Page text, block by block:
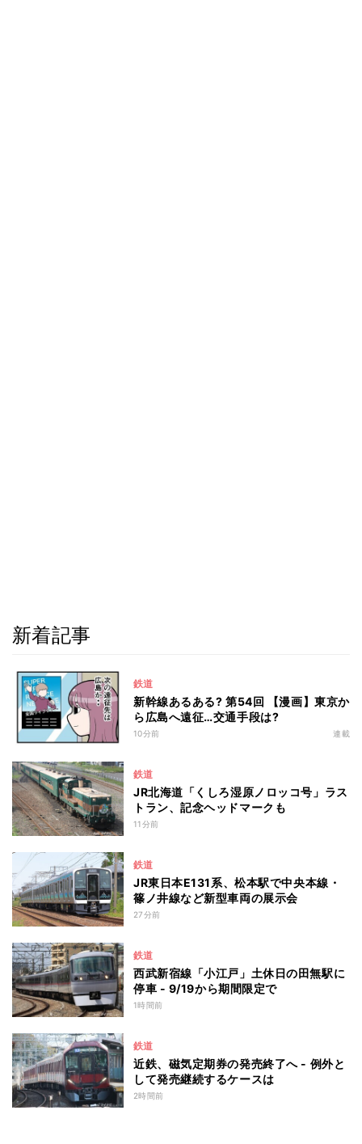
新着記事
鉄道
新幹線あるある? 第54回 【漫画】東京か
ら広島へ遠征…交通手段は?
10分前 連載
鉄道
JR北海道「くしろ湿原ノロッコ号」ラス
トラン、記念ヘッドマークも
11分前
鉄道
JR東日本E131系、松本駅で中央本線・
篠ノ井線など新型車両の展示会
27分前
鉄道
西武新宿線「小江戸」土休日の田無駅に
停車 - 9/19から期間限定で
1時間前
鉄道
近鉄、磁気定期券の発売終了へ - 例外と
して発売継続するケースは
2時間前